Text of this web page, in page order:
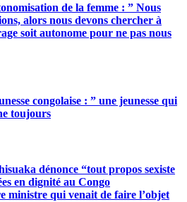
de la femme : ” Nous
alors nous devons chercher à
soit autonome pour ne pas nous
congolaise : ” une jeunesse qui
toujours
dénonce “tout propos sexiste
en dignité au Congo
ministre qui venait de faire l’objet